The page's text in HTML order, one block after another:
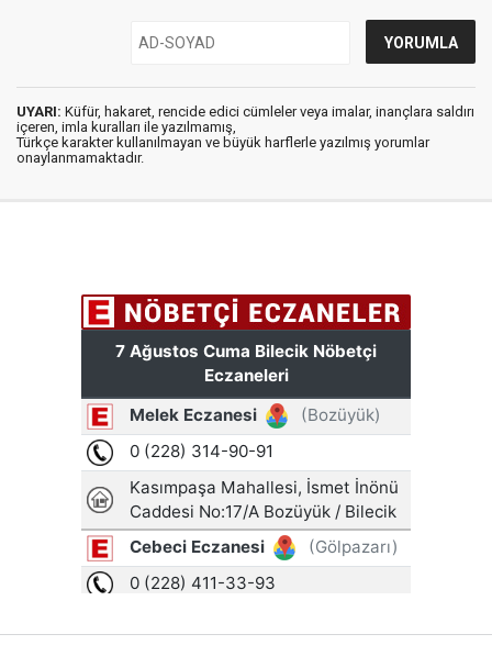
UYARI: Küfür, hakaret, rencide edici cümleler veya imalar, inançlara saldırı
içeren, imla kuralları ile yazılmamış,
Türkçe karakter kullanılmayan ve büyük harflerle yazılmış yorumlar
onaylanmamaktadır.